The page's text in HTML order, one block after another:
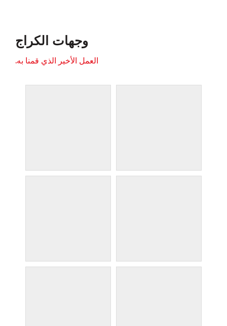
وجهات الكراج
العمل الأخير الذي قمنا به.